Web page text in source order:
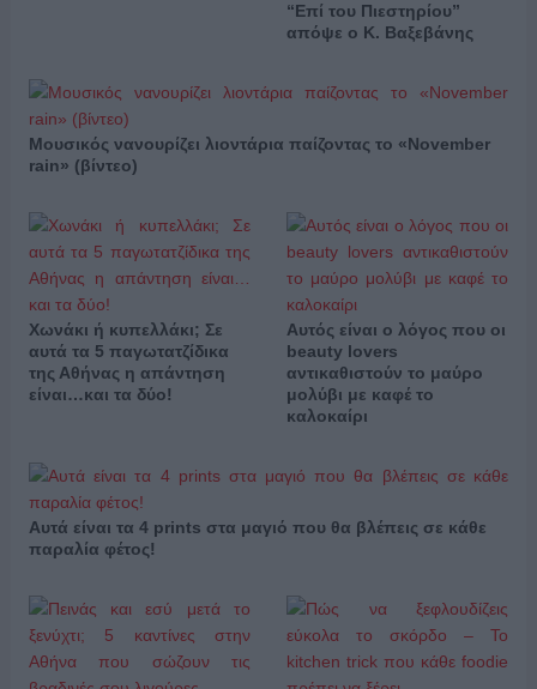
“Επί του Πιεστηρίου”
απόψε ο Κ. Βαξεβάνης
Μουσικός νανουρίζει λιοντάρια παίζοντας το «November
rain» (βίντεο)
Χωνάκι ή κυπελλάκι; Σε
αυτά τα 5 παγωτατζίδικα
της Αθήνας η απάντηση
είναι…και τα δύο!
Αυτός είναι ο λόγος που οι
beauty lovers
αντικαθιστούν το μαύρο
μολύβι με καφέ το
καλοκαίρι
Αυτά είναι τα 4 prints στα μαγιό που θα βλέπεις σε κάθε
παραλία φέτος!